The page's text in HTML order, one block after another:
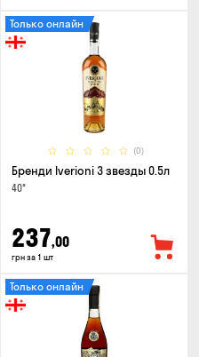
(0)
Только онлайн
Бренди Iverioni 3 звезды 0.5л
40°
237,00
грн за 1 шт
Только онлайн